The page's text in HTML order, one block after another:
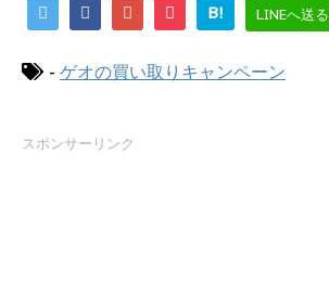
B! LINEへ送る
- ゲオの買い取りキャンペーン
スポンサーリンク